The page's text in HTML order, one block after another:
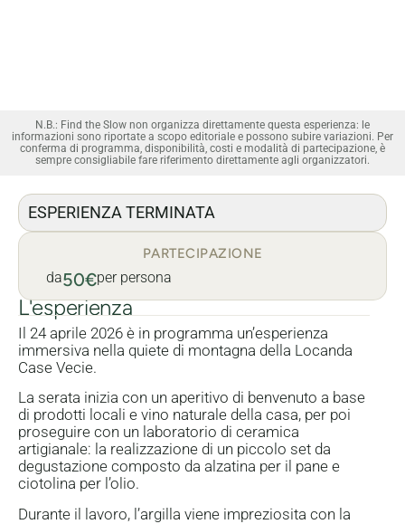
N.B.: Find the Slow non organizza direttamente questa esperienza: le
informazioni sono riportate a scopo editoriale e possono subire variazioni. Per
conferma di programma, disponibilità, costi e modalità di partecipazione, è
sempre consigliabile fare riferimento direttamente agli organizzatori.
L'esperienza
Il 24 aprile 2026 è in programma un’esperienza
immersiva nella quiete di montagna della Locanda
Case Vecie.
La serata inizia con un aperitivo di benvenuto a base
di prodotti locali e vino naturale della casa, per poi
proseguire con un laboratorio di ceramica
artigianale: la realizzazione di un piccolo set da
degustazione composto da alzatina per il pane e
ciotolina per l’olio.
Durante il lavoro, l’argilla viene impreziosita con la
ESPERIENZA TERMINATA
PARTECIPAZIONE
da50€per persona